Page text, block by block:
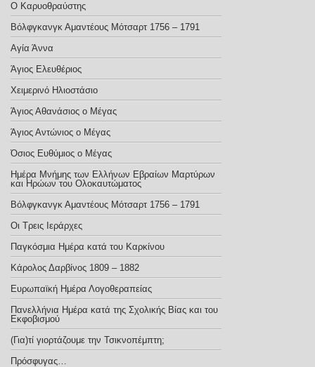
Ο Καρυοθραύστης
Βόλφγκανγκ Αμαντέους Μότσαρτ 1756 – 1791
Αγία Άννα
Άγιος Ελευθέριος
Χειμερινό Ηλιοστάσιο
Άγιος Αθανάσιος ο Μέγας
Άγιος Αντώνιος ο Μέγας
Όσιος Ευθύμιος ο Μέγας
Ημέρα Μνήμης των Ελλήνων Εβραίων Μαρτύρων
και Ηρώων του Ολοκαυτώματος
Βόλφγκανγκ Αμαντέους Μότσαρτ 1756 – 1791
Οι Τρεις Ιεράρχες
Παγκόσμια Ημέρα κατά του Καρκίνου
Κάρολος Δαρβίνος 1809 – 1882
Ευρωπαϊκή Ημέρα Λογοθεραπείας
Πανελλήνια Ημέρα κατά της Σχολικής Βίας και του
Εκφοβισμού
(Για)τί γιορτάζουμε την Τσικνοπέμπτη;
Πρόσφυγας…